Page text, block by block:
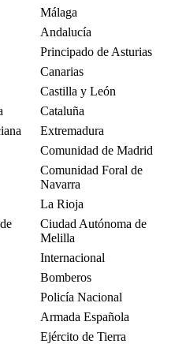
Málaga
Andalucía
Principado de Asturias
Canarias
Castilla y León
Cataluña
Extremadura
Comunidad de Madrid
Comunidad Foral de
Navarra
La Rioja
Ciudad Autónoma de
Melilla
Internacional
Bomberos
Policía Nacional
Armada Española
Ejército de Tierra